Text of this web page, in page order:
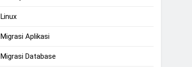
Linux
Migrasi Aplikasi
Migrasi Database